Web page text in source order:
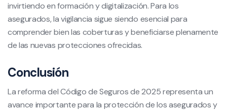
invirtiendo en formación y digitalización. Para los
asegurados, la vigilancia sigue siendo esencial para
comprender bien las coberturas y beneficiarse plenamente
de las nuevas protecciones ofrecidas.
Conclusión
La reforma del Código de Seguros de 2025 representa un
avance importante para la protección de los asegurados y